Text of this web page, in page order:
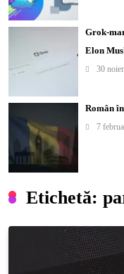
Etichetă:
Grok-
Elon
30
Român
7